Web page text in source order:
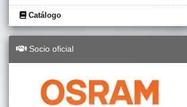
Catálogo
Socio oficial